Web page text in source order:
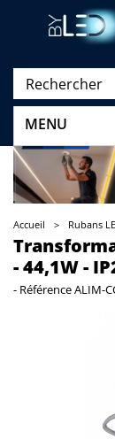
MENU
Accueil > Rubans
- 44,1W -
- RéférenceALIM-